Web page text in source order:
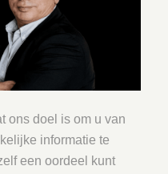
ons doel is om u van
informatie te
een oordeel kunt